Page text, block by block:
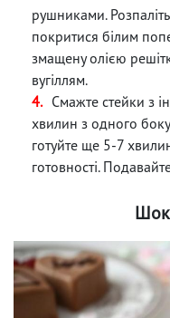
рушниками.
покритися білим
змащену олією
вугіллям.
Смажте стейки з
хвилин з одного
готуйте ще 5-7
готовності.